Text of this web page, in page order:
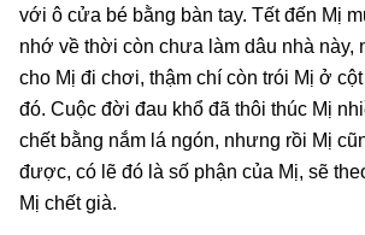
với ô cửa bé bằng bàn tay. Tết đến Mị
nhớ về thời còn chưa làm dâu nhà này,
cho Mị đi chơi, thậm chí còn trói Mị ở
đó. Cuộc đời đau khổ đã thôi thúc Mị
chết bằng nắm lá ngón, nhưng rồi Mị
được, có lẽ đó là số phận của Mị, sẽ
Mị chết già.